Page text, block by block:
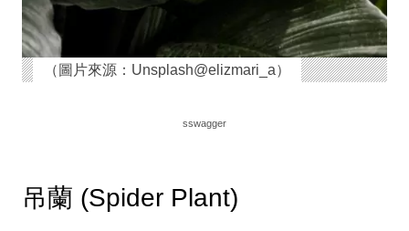
（圖片來源：Unsplash@elizmari_a）
sswagger
吊蘭 (Spider Plant)